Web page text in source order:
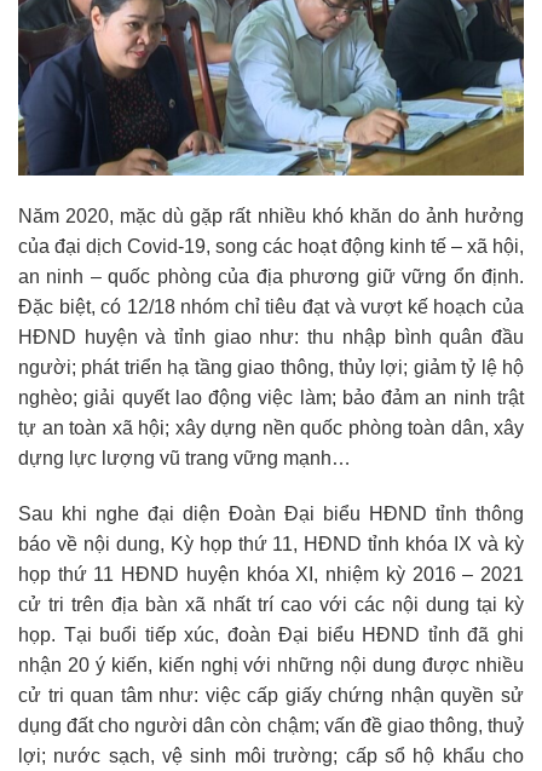
Năm 2020, mặc dù gặp rất nhiều khó khăn do ảnh hưởng
của đại dịch Covid-19, song các hoạt động kinh tế – xã hội,
an ninh – quốc phòng của địa phương giữ vững ổn định.
Đặc biệt, có 12/18 nhóm chỉ tiêu đạt và vượt kế hoạch của
HĐND huyện và tỉnh giao như: thu nhập bình quân đầu
người; phát triển hạ tầng giao thông, thủy lợi; giảm tỷ lệ hộ
nghèo; giải quyết lao động việc làm; bảo đảm an ninh trật
tự an toàn xã hội; xây dựng nền quốc phòng toàn dân, xây
dựng lực lượng vũ trang vững mạnh…
Sau khi nghe đại diện Đoàn Đại biểu HĐND tỉnh thông
báo về nội dung, Kỳ họp thứ 11, HĐND tỉnh khóa IX và kỳ
họp thứ 11 HĐND huyện khóa XI, nhiệm kỳ 2016 – 2021
cử tri trên địa bàn xã nhất trí cao với các nội dung tại kỳ
họp. Tại buổi tiếp xúc, đoàn Đại biểu HĐND tỉnh đã ghi
nhận 20 ý kiến, kiến nghị với những nội dung được nhiều
cử tri quan tâm như: việc cấp giấy chứng nhận quyền sử
dụng đất cho người dân còn chậm; vấn đề giao thông, thuỷ
lợi; nước sạch, vệ sinh môi trường; cấp sổ hộ khẩu cho